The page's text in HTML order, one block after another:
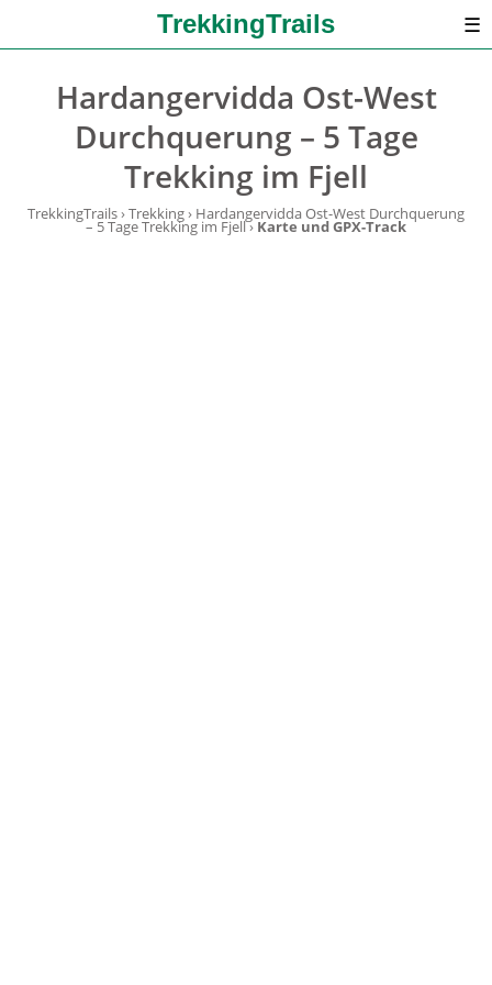
TrekkingTrails ☰
Hardangervidda Ost-West
Durchquerung – 5 Tage
Trekking im Fjell
TrekkingTrails›Trekking› Hardangervidda Ost-West Durchquerung
– 5 Tage Trekking im Fjell› Karte und GPX-Track